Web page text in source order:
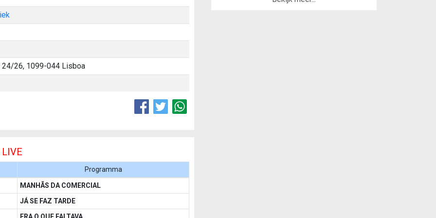
24/26, 1099-044 Lisboa
Programma
MANHÃS DA COMERCIAL
JÁ SE FAZ TARDE